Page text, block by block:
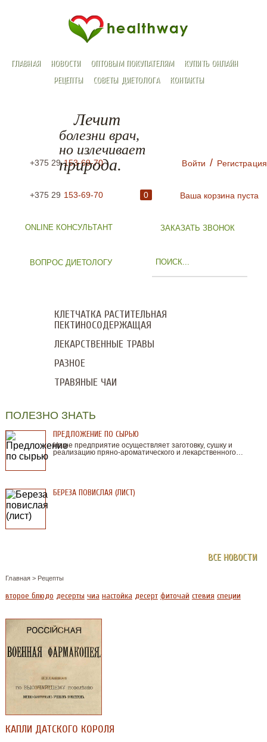
ГЛАВНАЯ НОВОСТИ ОПТОВЫМ ПОКУПАТЕЛЯМ
КУПИТЬ ОНЛАЙН
РЕЦЕПТЫ
СОВЕТЫ ДИЕТОЛОГА КОНТАКТЫ
+375 29 153-69-70
+375 29 153-69-70
Лечит
болезни врач,
но излечивает
природа. Войти / Регистрация
0 Ваша корзина пуста
ЗАКАЗАТЬ ЗВОНОК
ВОПРОС ДИЕТОЛОГУ
ONLINE КОНСУЛЬТАНТ
КЛЕТЧАТКА РАСТИТЕЛЬНАЯ
ПЕКТИНОСОДЕРЖАЩАЯ
ЛЕКАРСТВЕННЫЕ ТРАВЫ
РАЗНОЕ
ТРАВЯНЫЕ ЧАИ
ПОЛЕЗНО ЗНАТЬ
ПРЕДЛОЖЕНИЕ ПО СЫРЬЮ
Наше предприятие осуществляет заготовку, сушку и
реализацию пряно-ароматического и лекарственного…
БЕРЕЗА ПОВИСЛАЯ (ЛИСТ)
ВСЕ НОВОСТИ
Главная > Рецепты
второе блюдо десерты чиа настойка десерт фиточай стевия специи
КАПЛИ ДАТСКОГО КОРОЛЯ